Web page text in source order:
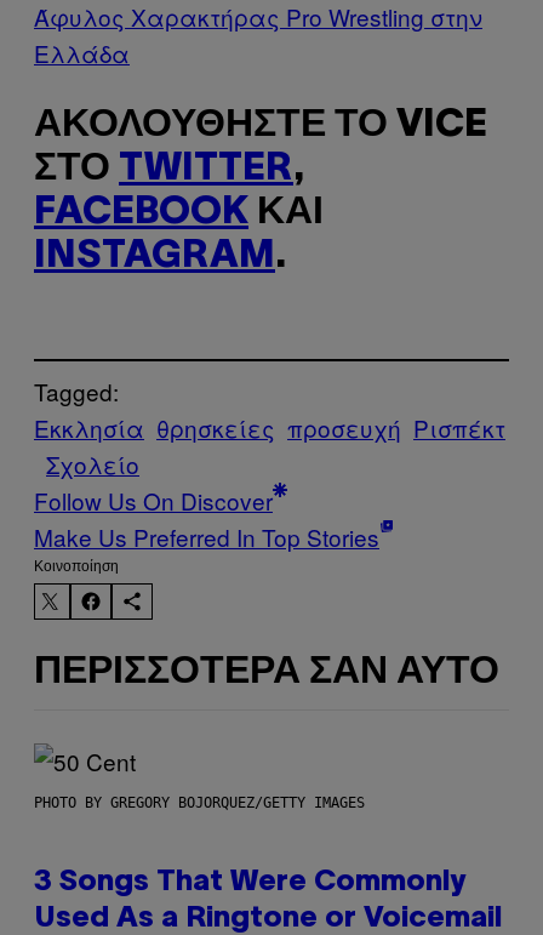
Άφυλος Χαρακτήρας Pro Wrestling στην
Ελλάδα
ΑΚΟΛΟΥΘΉΣΤΕ ΤΟ VICE
ΣΤΟ TWITTER,
FACEBOOK ΚΑΙ
INSTAGRAM .
Tagged:
Εκκλησία θρησκείες προσευχή Ρισπέκτ
Σχολείο
Follow Us On Discover
Make Us Preferred In Top Stories
Kοινοποίηση
ΠΕΡΙΣΣΌΤΕΡΑ ΣΑΝ ΑΥΤΌ
PHOTO BY GREGORY BOJORQUEZ/GETTY IMAGES
3 Songs That Were Commonly
Used As a Ringtone or Voicemail